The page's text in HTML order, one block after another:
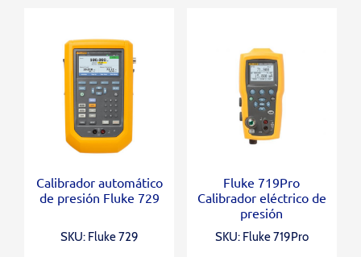
Calibrador automático
de presión Fluke 729
SKU: Fluke 729
Fluke 719Pro
Calibrador eléctrico de
presión
SKU: Fluke 719Pro